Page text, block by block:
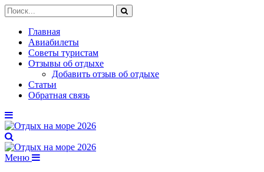
Главная
Авиабилеты
Советы туристам
Отзывы об отдыхе
Добавить отзыв об отдыхе
Статьи
Обратная связь
Меню